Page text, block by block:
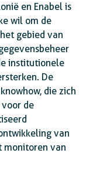
en Enabel is
wil om de
gebied van
institutionele
De
die zich
de
van
monitoren van